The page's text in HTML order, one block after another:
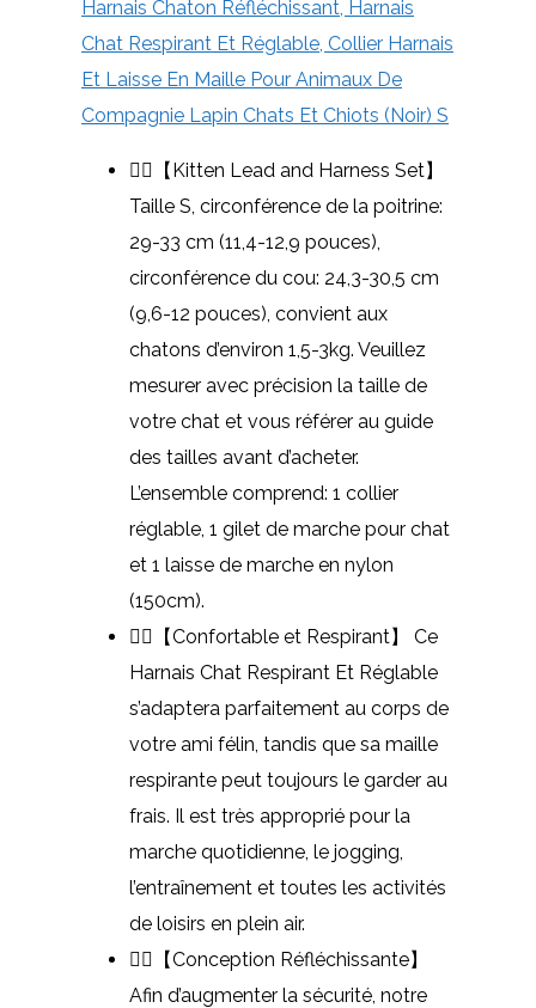
Harnais Chaton Réfléchissant, Harnais
Chat Respirant Et Réglable, Collier Harnais
Et Laisse En Maille Pour Animaux De
Compagnie Lapin Chats Et Chiots (Noir) S
🐕‍🦺【Kitten Lead and Harness Set】
Taille S, circonférence de la poitrine:
29-33 cm (11,4-12,9 pouces),
circonférence du cou: 24,3-30,5 cm
(9,6-12 pouces), convient aux
chatons d’environ 1,5-3kg. Veuillez
mesurer avec précision la taille de
votre chat et vous référer au guide
des tailles avant d’acheter.
L’ensemble comprend: 1 collier
réglable, 1 gilet de marche pour chat
et 1 laisse de marche en nylon
(150cm).
🐕‍🦺【Confortable et Respirant】 Ce
Harnais Chat Respirant Et Réglable
s’adaptera parfaitement au corps de
votre ami félin, tandis que sa maille
respirante peut toujours le garder au
frais. Il est très approprié pour la
marche quotidienne, le jogging,
l’entraînement et toutes les activités
de loisirs en plein air.
🐕‍🦺【Conception Réfléchissante】
Afin d’augmenter la sécurité, notre